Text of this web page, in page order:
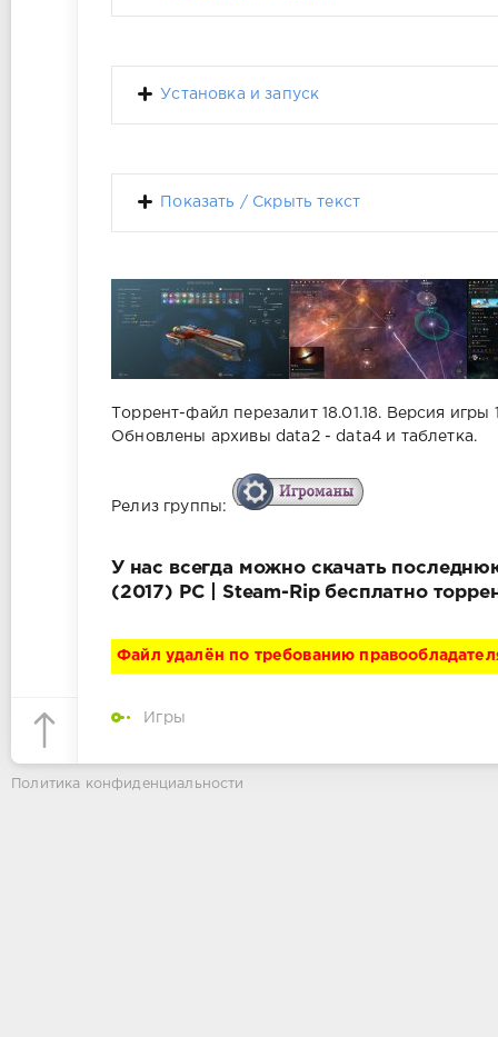
Установка и запуск
Показать / Скрыть текст
Торрент-файл перезалит 18.01.18. Версия игры
Обновлены архивы data2 - data4 и таблетка.
Релиз группы:
У нас всегда можно скачать
(2017) PC | Steam-Rip бесплатно
Файл удалён по требованию
Игры
Политика конфиденциальности